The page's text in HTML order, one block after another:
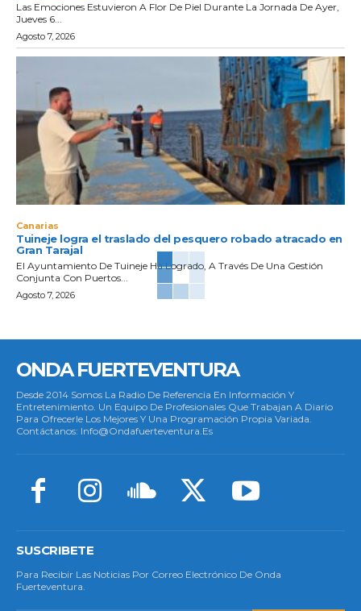
Las Emociones Estuvieron A Flor De Piel Durante La Jornada De Ayer,
Jueves 6...
Agosto 7, 2026
Canarias
Tuineje logra el traslado del pesquero robado atracado en
Gran Tarajal
El Ayuntamiento De Tuineje Ha Logrado, A Través De Una Gestión
Conjunta Con Puertos...
Agosto 7, 2026
ONDA FUERTEVENTURA
Desde 2014 Somos La Radio De Referencia En Información Y
Entretenimiento. Un Equipo De Profesionales Que Trabajan A Diario
Para Ofrecerle Los Mejores Y Una Programación Propia Variada.
Contáctanos: Info@ondafuerteventura.es
SUSCRIBETE
Para Recibir Las Noticias Por Correo Electrónico De Onda
Fuerteventura.